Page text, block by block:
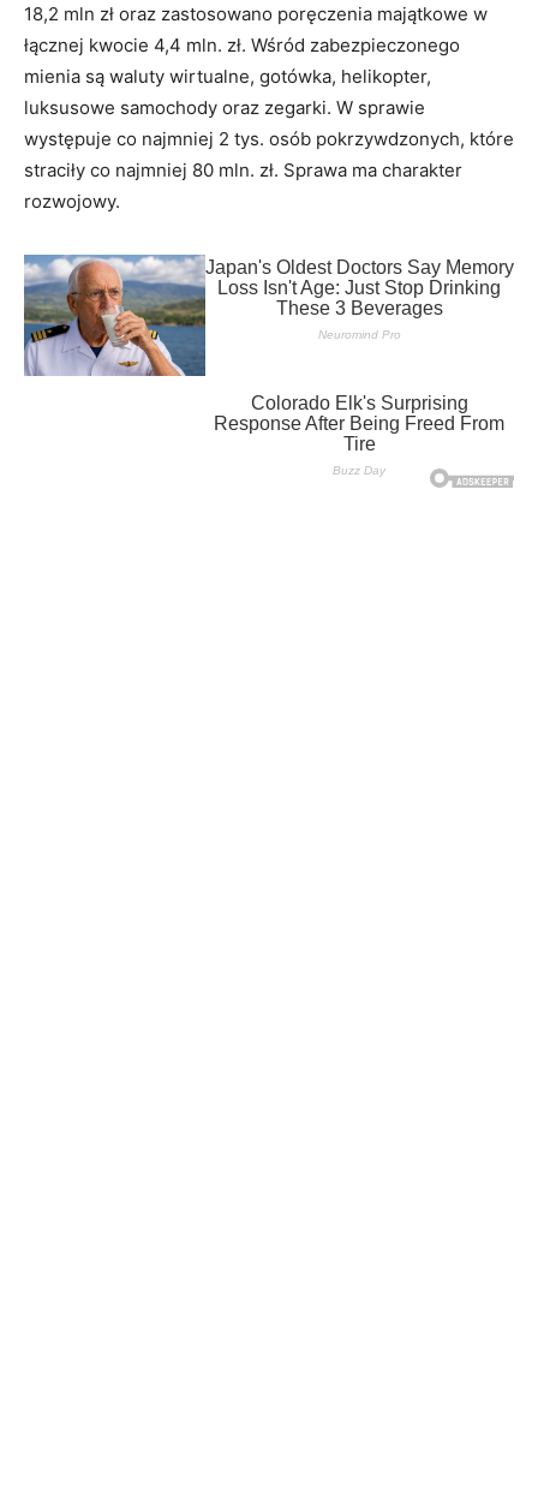
18,2 mln zł oraz zastosowano poręczenia majątkowe w
łącznej kwocie 4,4 mln. zł. Wśród zabezpieczonego
mienia są waluty wirtualne, gotówka, helikopter,
luksusowe samochody oraz zegarki. W sprawie
występuje co najmniej 2 tys. osób pokrzywdzonych, które
straciły co najmniej 80 mln. zł. Sprawa ma charakter
rozwojowy.